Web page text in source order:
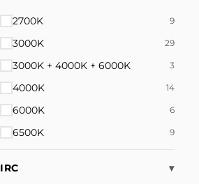
2700K 9
3000K 29
3000K + 4000K + 6000K 3
4000K 14
6000K 6
6500K 9
IRC ▾